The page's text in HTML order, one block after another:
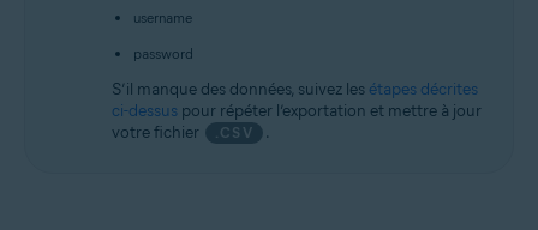
username
password
S’il manque des données, suivez les étapes décrites
ci-dessus pour répéter l’exportation et mettre à jour
votre fichier
.CSV .